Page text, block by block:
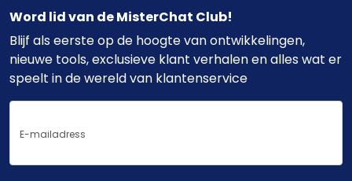
Word lid van de MisterChat Club!
Blijf als eerste op de hoogte van ontwikkelingen,
nieuwe tools, exclusieve klant verhalen en alles wat er
speelt in de wereld van klantenservice
mailadres